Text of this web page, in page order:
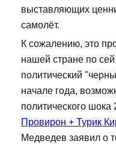
выставляющих
самолёт.
К сожалению, это
нашей стране по сей
политический
начале года,
политического шока
Провирон + Турик
Медведев заявил о